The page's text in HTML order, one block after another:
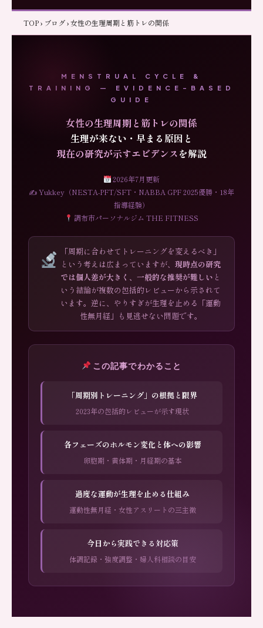
TOP› ブログ› 女性の生理周期と筋トレの関係
MENSTRUAL CYCLE &
TRAINING — EVIDENCE-BASED
GUIDE
女性の生理周期と筋トレの関係
生理が来ない・早まる原因と
現在の研究が示すエビデンスを解説
2026年7月更新
✍ Yukkey（NESTA-PFT/SFT・NABBA GPF 2025優勝・18年
指導経験）
調布市パーソナルジム THE FITNESS
「周期に合わせてトレーニングを変えるべき」
という考えは広まっていますが、現時点の研究
では個人差が大きく、一般的な推奨が難しい と
いう結論が複数の包括的レビューから示されて
います。逆に、やりすぎが生理を止める「運動
性無月経」も見逃せない問題です。
この記事でわかること
「周期別トレーニング」の根拠と限界
2023年の包括的レビューが示す現状
各フェーズのホルモン変化と体への影響
卵胞期・黄体期・月経期の基本
過度な運動が生理を止める仕組み
運動性無月経・女性アスリートの三主徴
今日から実践できる対応策
体調記録・強度調整・婦人科相談の目安